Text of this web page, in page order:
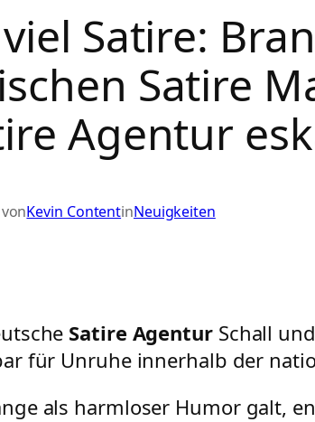
Satire:
Satire
Agentur
Kevin ContentinNeuigkeiten
Satire AgenturSchall
für Unruhe innerhalb der
als harmloser Humor galt,